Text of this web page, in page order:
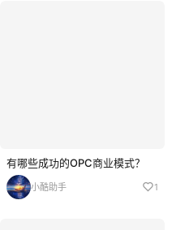
有哪些成功的OPC商业模式？
小酷助手 1